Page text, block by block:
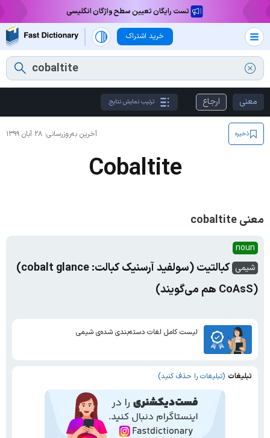
تست رایگان تعیین سطح واژگان انگلیسی
خرید اشتراک
معنی ارجاع ترتیب نمایش نتایج
آخرین به‌روزرسانی: ۲۸ آبان ۱۳۹۹ ذخیره
Cobaltite
معنی cobaltite
noun
شیمی
کبالتیت (سولفید آرسنیک کبالت: cobalt glance)
(CoAsS هم می‌گویند)
لیست کامل لغات دسته‌بندی شده‌ی شیمی
تبلیغات (تبلیغات را حذف کنید)